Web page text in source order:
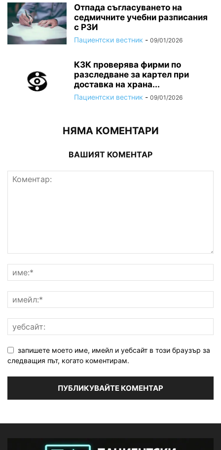
Отпада съгласуването на
седмичните учебни разписания
с РЗИ
Пациентски вестник - 09/01/2026
КЗК проверява фирми по
разследване за картел при
доставка на храна...
Пациентски вестник - 09/01/2026
НЯМА КОМЕНТАРИ
ВАШИЯТ КОМЕНТАР
запишете моето име, имейл и уебсайт в този браузър за
следващия път, когато коментирам.